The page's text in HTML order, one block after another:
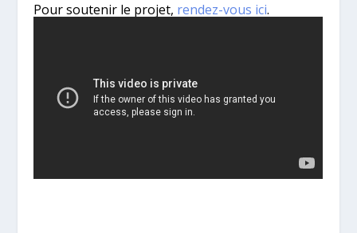
Pour soutenir le projet, rendez-vous ici.